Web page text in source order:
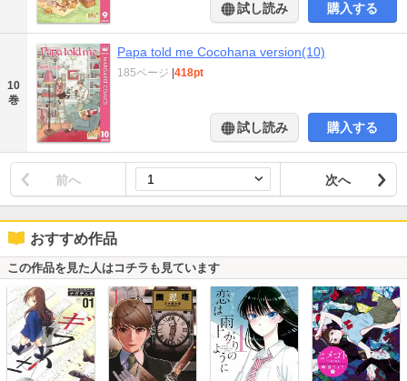
試し読み 購入する
10
巻
Papa told me Cocohana version(10)
185ページ 418pt
試し読み 購入する
前へ 次へ
おすすめ作品
この作品を見た人はコチラも見ています